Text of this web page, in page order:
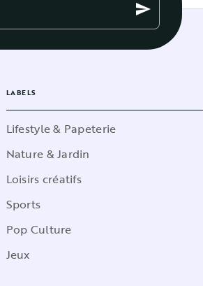
send
LABELS
Lifestyle & Papeterie
Nature & Jardin
Loisirs créatifs
Sports
Pop Culture
Jeux